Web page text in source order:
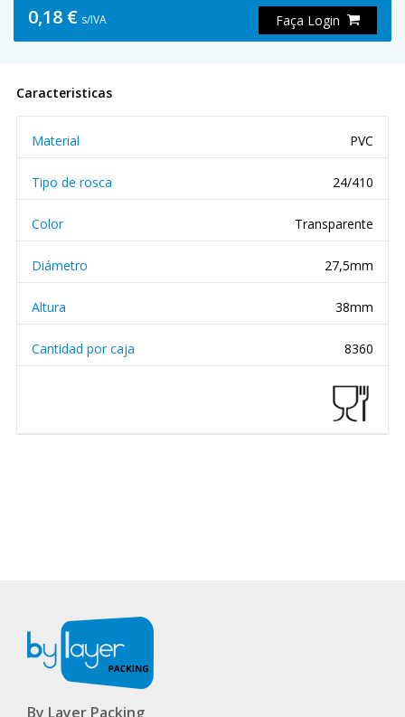
0,18 € s/IVA Faça Login
Caracteristicas
Material PVC
Tipo de rosca 24/410
Color Transparente
Diámetro 27,5mm
Altura 38mm
Cantidad por caja 8360
By Layer Packing